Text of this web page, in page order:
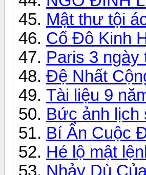
Mật thư tội
Cố Đô Kinh
Paris 3
Đệ Nhất
Tài liệu 9
Bức ảnh lịch
Bí Ẩn Cuộc
Hé lộ mật
Nhảy Dù